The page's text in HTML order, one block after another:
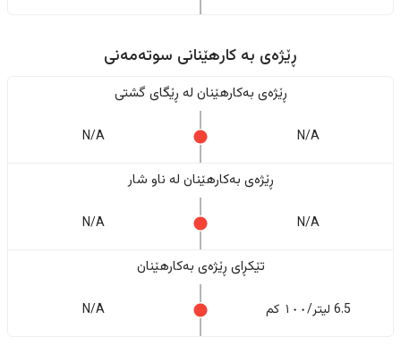
ڕێژەى به کارهێنانی سوتەمەنی
ڕێژەى بەکارهێنان له ڕێگای گشتی
N/A
N/A
ڕێژەى بەکارهێنان له ناو شار
N/A
N/A
تێکڕای ڕێژەى بەکارهێنان
6.5 لیتر/١٠٠ کم N/A